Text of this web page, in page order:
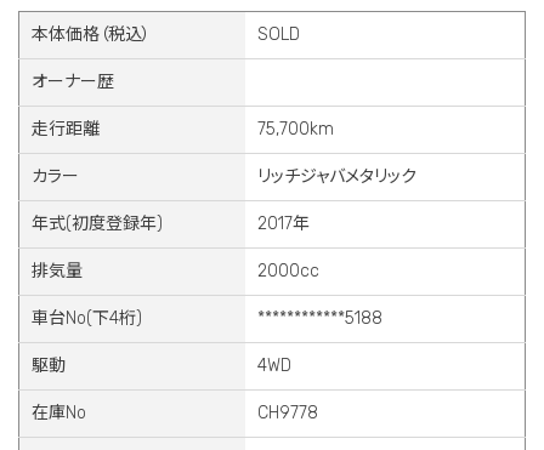
本体価格（税込） SOLD
オーナー歴
走行距離 75,700km
カラー リッチジャバメタリック
年式(初度登録年) 2017年
排気量 2000cc
車台No(下4桁) ************5188
駆動 4WD
在庫No CH9778